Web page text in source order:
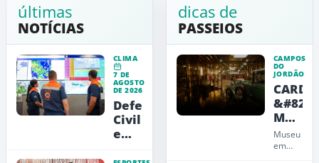
últimas
NOTÍCIAS
CLIMA
7 DE
AGOSTO
DE 2026
Defesa
Civil
emite
dicas de
PASSEIOS
CAMPOS
DO
JORDÃO
CARDE
Museu
de
Arte,
Museu
em